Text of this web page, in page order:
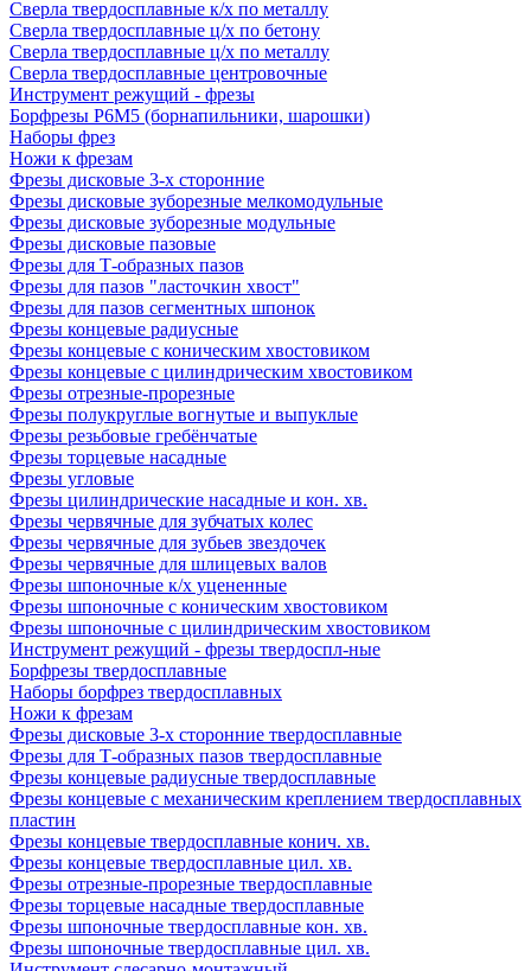
Сверла твердосплавные к/х по металлу
Сверла твердосплавные ц/х по бетону
Сверла твердосплавные ц/х по металлу
Сверла твердосплавные центровочные
Инструмент режущий - фрезы
Борфрезы Р6М5 (борнапильники, шарошки)
Наборы фрез
Ножи к фрезам
Фрезы дисковые 3-х сторонние
Фрезы дисковые зуборезные мелкомодульные
Фрезы дисковые зуборезные модульные
Фрезы дисковые пазовые
Фрезы для Т-образных пазов
Фрезы для пазов "ласточкин хвост"
Фрезы для пазов сегментных шпонок
Фрезы концевые радиусные
Фрезы концевые с коническим хвостовиком
Фрезы концевые с цилиндрическим хвостовиком
Фрезы отрезные-прорезные
Фрезы полукруглые вогнутые и выпуклые
Фрезы резьбовые гребёнчатые
Фрезы торцевые насадные
Фрезы угловые
Фрезы цилиндрические насадные и кон. хв.
Фрезы червячные для зубчатых колес
Фрезы червячные для зубьев звездочек
Фрезы червячные для шлицевых валов
Фрезы шпоночные к/х уцененные
Фрезы шпоночные с коническим хвостовиком
Фрезы шпоночные с цилиндрическим хвостовиком
Инструмент режущий - фрезы твердоспл-ные
Борфрезы твердосплавные
Наборы борфрез твердосплавных
Ножи к фрезам
Фрезы дисковые 3-х сторонние твердосплавные
Фрезы для Т-образных пазов твердосплавные
Фрезы концевые радиусные твердосплавные
Фрезы концевые с механическим креплением твердосплавных
пластин
Фрезы концевые твердосплавные конич. хв.
Фрезы концевые твердосплавные цил. хв.
Фрезы отрезные-прорезные твердосплавные
Фрезы торцевые насадные твердосплавные
Фрезы шпоночные твердосплавные кон. хв.
Фрезы шпоночные твердосплавные цил. хв.